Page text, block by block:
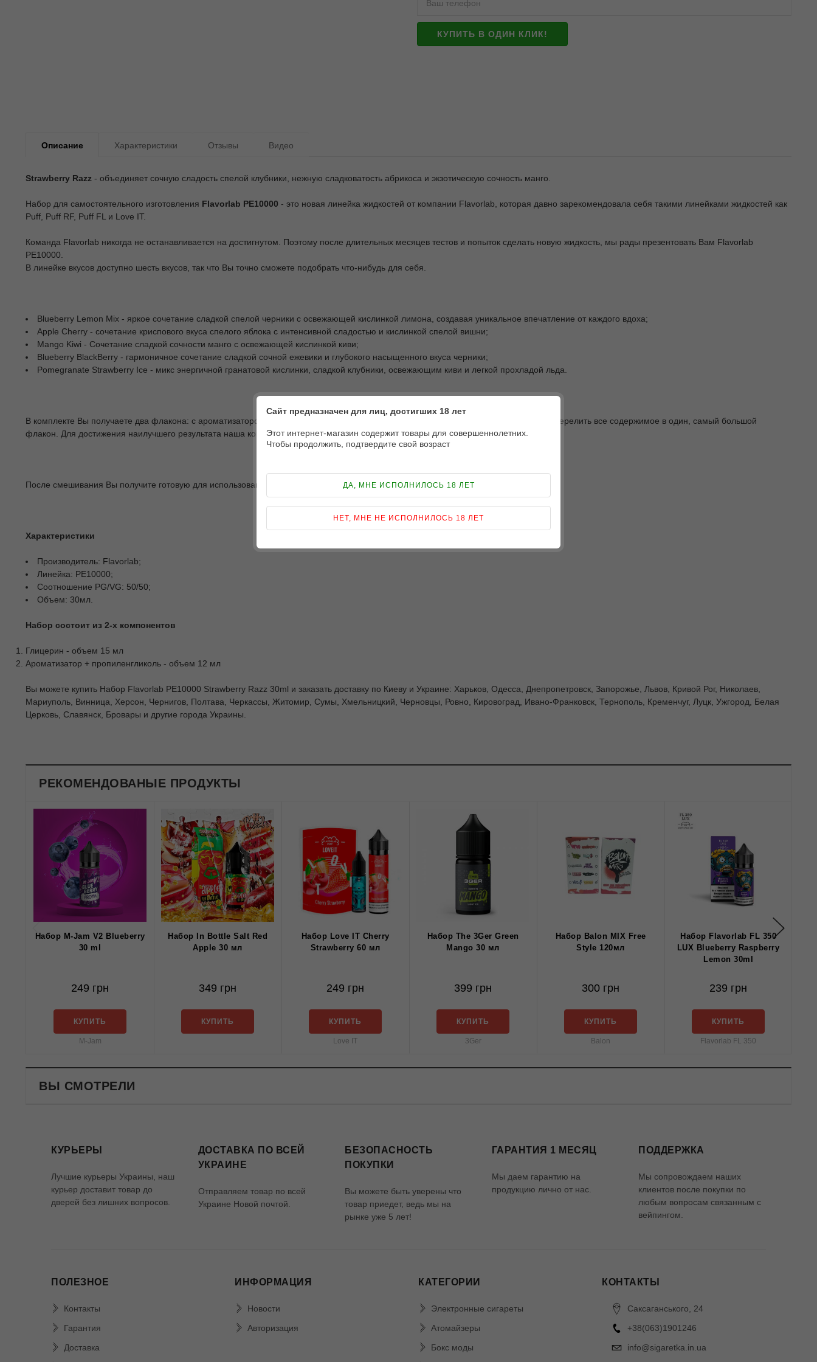
КУПИТЬ В ОДИН КЛИК!
Описание Характеристики Отзывы Видео
Strawberry Razz - объединяет сочную сладость спелой клубники, нежную сладковатость абрикоса и экзотическую сочность манго.
Набор для самостоятельного изготовления Flavorlab PE10000 - это новая линейка жидкостей от компании Flavorlab, которая давно зарекомендовала себя такими линейками жидкостей как
Puff, Puff RF, Puff FL и Love IT.
Команда Flavorlab никогда не останавливается на достигнутом. Поэтому после длительных месяцев тестов и попыток сделать новую жидкость, мы рады презентовать Вам Flavorlab
PE10000.
В линейке вкусов доступно шесть вкусов, так что Вы точно сможете подобрать что-нибудь для себя.
Blueberry Lemon Mix - яркое сочетание сладкой спелой черники с освежающей кислинкой лимона, создавая уникальное впечатление от каждого вдоха;
Apple Cherry - сочетание криспового вкуса спелого яблока с интенсивной сладостью и кислинкой спелой вишни;
Mango Kiwi - Сочетание сладкой сочности манго с освежающей кислинкой киви;
Blueberry BlackBerry - гармоничное сочетание сладкой сочной ежевики и глубокого насыщенного вкуса черники;
Pomegranate Strawberry Ice - микс энергичной гранатовой кислинки, сладкой клубники, освежающим киви и легкой прохладой льда.
В комплекте Вы получаете два флакона: с ароматизатором и глицерином, пропиленгликолем. Для смешивания Вам нужно просто перелить все содержимое в один, самый большой
флакон. Для достижения наилучшего результата наша команда рекомендует настоять жидкость 48 часов.
После смешивания Вы получите готовую для использования жидкость с соотношением PG/VG 50/50 и объемом 30 мл.
Характеристики
Производитель: Flavorlab;
Линейка: PE10000;
Соотношение PG/VG: 50/50;
Объем: 30мл.
Набор состоит из 2-х компонентов
Глицерин - объем 15 мл
Ароматизатор + пропиленгликоль - объем 12 мл
Вы можете купить Набор Flavorlab PE10000 Strawberry Razz 30ml и заказать доставку по Киеву и Украине: Харьков, Одесса, Днепропетровск, Запорожье, Львов, Кривой Рог, Николаев,
Мариуполь, Винница, Херсон, Чернигов, Полтава, Черкассы, Житомир, Сумы, Хмельницкий, Черновцы, Ровно, Кировоград, Ивано-Франковск, Тернополь, Кременчуг, Луцк, Ужгород, Белая
Церковь, Славянск, Бровары и другие города Украины.
РЕКОМЕНДОВАНЫЕ ПРОДУКТЫ
Набор M-Jam V2 Blueberry
30 ml
249 грн
КУПИТЬ
M-Jam
Набор In Bottle Salt Red
Apple 30 мл
349 грн
КУПИТЬ
Набор Love IT Cherry
Strawberry 60 мл
249 грн
КУПИТЬ
Love IT
Набор The 3Ger Green
Mango 30 мл
399 грн
КУПИТЬ
3Ger
Набор Balon MIX Free
Style 120мл
300 грн
КУПИТЬ
Balon
Набор Flavorlab FL 350
LUX Blueberry Raspberry
Lemon 30ml
239 грн
КУПИТЬ
Flavorlab FL 350
ВЫ СМОТРЕЛИ
КУРЬЕРЫ
Лучшие курьеры Украины, наш
курьер доставит товар до
дверей без лишних вопросов.
ДОСТАВКА ПО ВСЕЙ
УКРАИНЕ
Отправляем товар по всей
Украине Новой почтой.
БЕЗОПАСНОСТЬ
ПОКУПКИ
Вы можете быть уверены что
товар приедет, ведь мы на
рынке уже 5 лет!
ГАРАНТИЯ 1 МЕСЯЦ
Мы даем гарантию на
продукцию лично от нас.
ПОДДЕРЖКА
Мы сопровождаем наших
клиентов после покупки по
любым вопросам связанным с
вейпингом.
ПОЛЕЗНОЕ
Контакты
Гарантия
Доставка
ИНФОРМАЦИЯ
Новости
Авторизация
КАТЕГОРИИ
Электронные сигареты
Атомайзеры
Бокс моды
КОНТАКТЫ
Саксаганського, 24
+38(063)1901246
info@sigaretka.in.ua
Сайт предназначен для лиц, достигших 18 лет
Этот интернет-магазин содержит товары для совершеннолетних.
Чтобы продолжить, подтвердите свой возраст
ДА, МНЕ ИСПОЛНИЛОСЬ 18 ЛЕТ
НЕТ, МНЕ НЕ ИСПОЛНИЛОСЬ 18 ЛЕТ